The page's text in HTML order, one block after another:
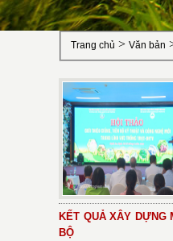
Trang chủ > Văn bản
KẾT QUẢ XÂY DỰNG
BỘ